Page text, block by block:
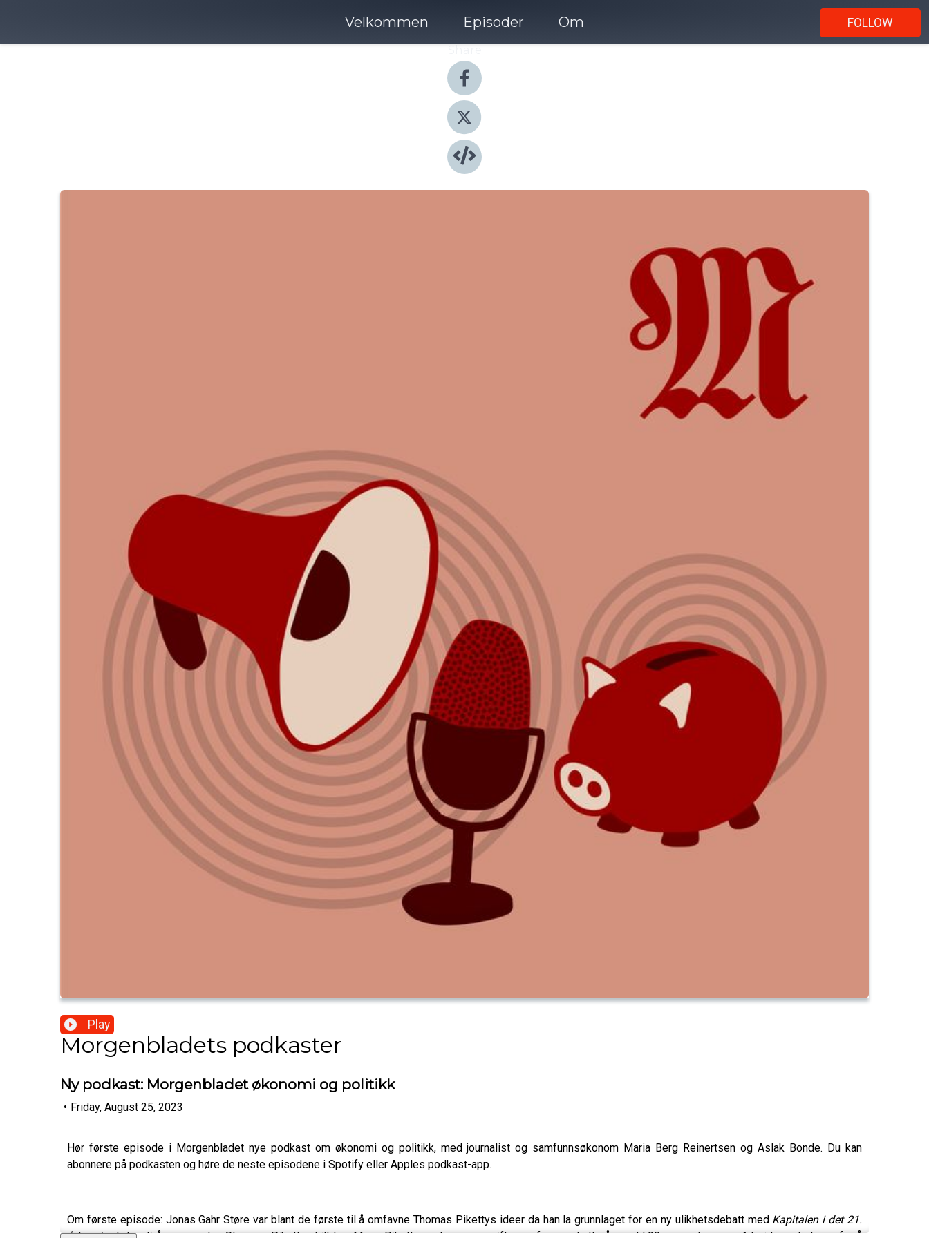
Velkommen Episoder Om
FOLLOW
Play
Morgenbladets podkaster
Ny podkast: Morgenbladet økonomi og politikk
• Friday, August 25, 2023
Hør første episode i Morgenbladet nye podkast om økonomi og politikk, med journalist og samfunnsøkonom Maria Berg Reinertsen og Aslak Bonde. Du kan
abonnere på podkasten og høre de neste episodene i Spotify eller Apples podkast-app.
Om første episode: Jonas Gahr Støre var blant de første til å omfavne Thomas Pikettys ideer da han la grunnlaget for en ny ulikhetsdebatt med Kapitalen i det 21.